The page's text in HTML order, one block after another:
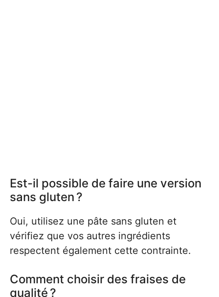
Est-il possible de faire une version
sans gluten ?
Oui, utilisez une pâte sans gluten et
vérifiez que vos autres ingrédients
respectent également cette contrainte.
Comment choisir des fraises de
qualité ?